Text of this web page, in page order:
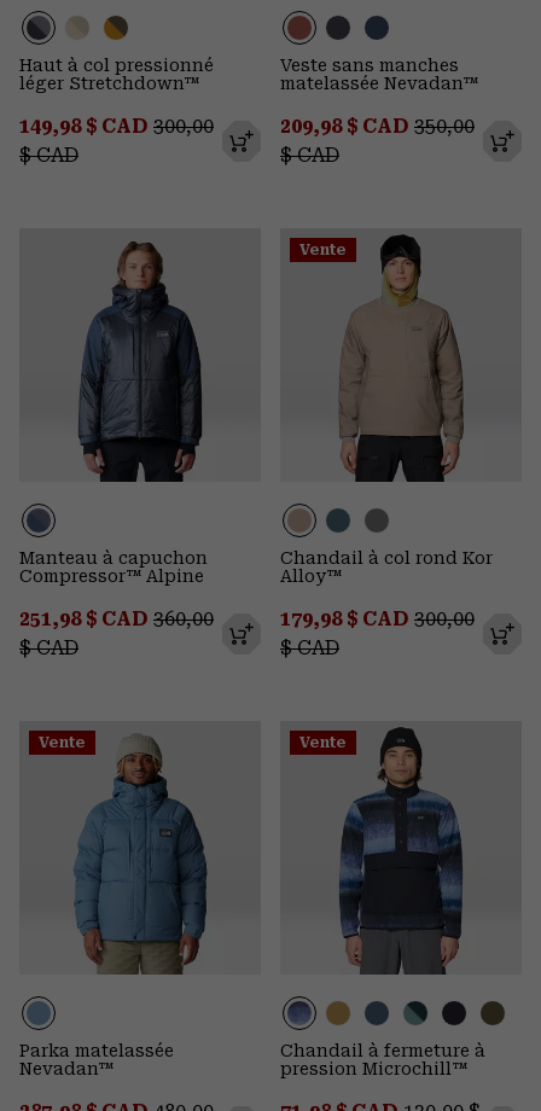
Haut à col pressionné
léger Stretchdown™
Sale price:
149,98 $ CAD Regular price:
300,00
$ CAD
Veste sans manches
matelassée Nevadan™
Sale price:
209,98 $ CAD Regular
350,00
$ CAD
Manteau à capuchon
Compressor™ Alpine
Sale price:
251,98 $ CAD Regular price:
360,00
$ CAD
Vente
Chandail à col rond Kor
Alloy™
Sale price:
179,98 $ CAD Regular
300,00
$ CAD
Vente
Parka matelassée
Nevadan™
Vente
Chandail à fermeture à
pression Microchill™